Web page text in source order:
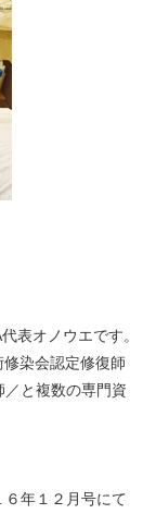
表オノウエです。
染会認定修復師
と複数の専門資
年１２月号にて